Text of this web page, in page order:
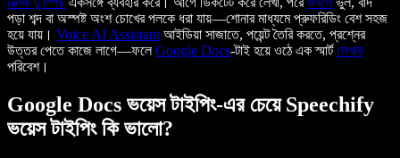
পড়া শব্দ বা অস্পষ্ট অংশ চোখের পলকে ধরা যায়—শোনার মাধ্যমে প্রুফরিডিং বেশ সহজ
হয়ে যায়। Voice AI Assistant আইডিয়া সাজাতে, পয়েন্ট তৈরি করতে, প্রশ্নের
উত্তর পেতে কাজে লাগে—ফলেGoogle Docs-টাই হয়ে ওঠে এক স্মার্টলেখার
পরিবেশ।
Google Docs ভয়েস টাইপিং-এর চেয়ে Speechify
ভয়েস টাইপিং কি ভালো?